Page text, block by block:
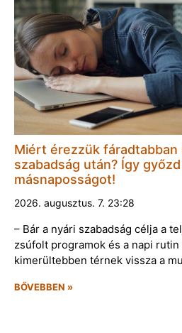
Miért érezzük fáradtabban
szabadság után? Így
másnaposságot!
2026. augusztus. 7. 23:28
– Bár a nyári szabadság célja a
zsúfolt programok és a napi
kimerültebben térnek vissza a
BŐVEBBEN »